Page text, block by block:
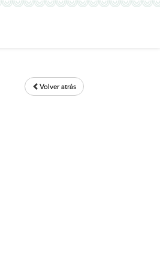
Volver atrás